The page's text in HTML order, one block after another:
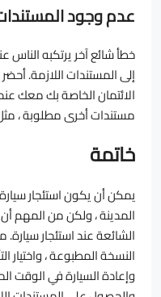
عدم وجود
خطأ شائع آخر يرتكبه الناس
إلى المستندات اللازمة.
الائتمان الخاصة بك معك
مستندات أخرى مطلوبة ،
خاتمة
يمكن أن يكون استئجار
المدينة ، ولكن من المهم
الشائعة عند استئجار سيارة.
النسخة المطبوعة ، واختيار
وإعادة السيارة في الوقت